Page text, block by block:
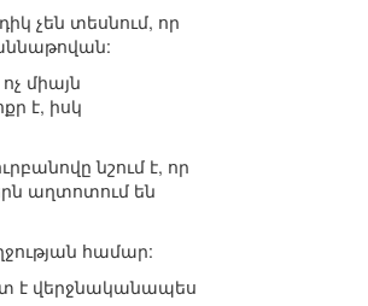
չեն տեսնում, որ
միայն
է, իսկ
նշում է, որ
աղտոտում են
համար:
է վերջնականապես